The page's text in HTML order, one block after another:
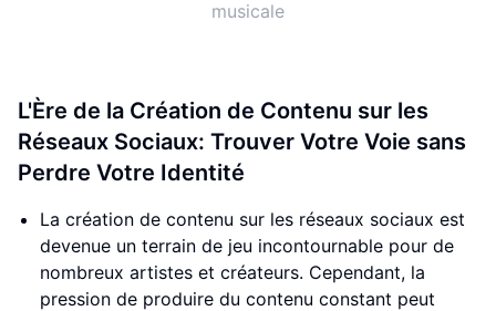
musicale
L'Ère de la Création de Contenu sur les
Réseaux Sociaux: Trouver Votre Voie sans
Perdre Votre Identité
La création de contenu sur les réseaux sociaux est
devenue un terrain de jeu incontournable pour de
nombreux artistes et créateurs. Cependant, la
pression de produire du contenu constant peut